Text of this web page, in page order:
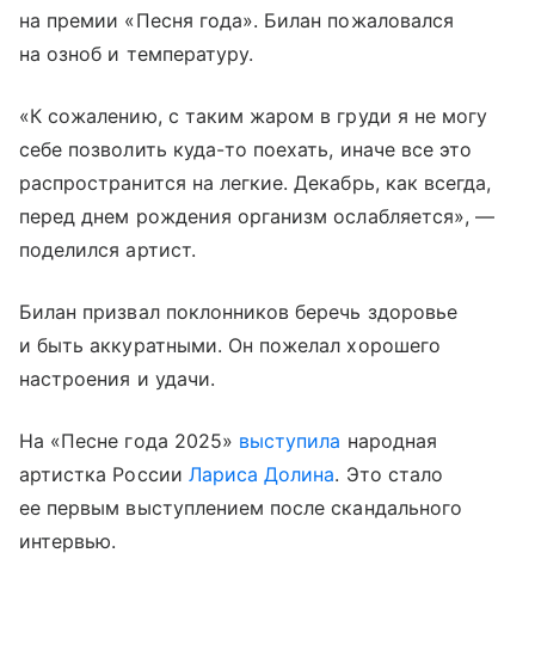
на премии «Песня года». Билан пожаловался
на озноб и температуру.
«К сожалению, с таким жаром в груди я не могу
себе позволить куда-то поехать, иначе все это
распространится на легкие. Декабрь, как всегда,
перед днем рождения организм ослабляется», —
поделился артист.
Билан призвал поклонников беречь здоровье
и быть аккуратными. Он пожелал хорошего
настроения и удачи.
На «Песне года 2025» выступила народная
артистка России Лариса Долина. Это стало
ее первым выступлением после скандального
интервью.